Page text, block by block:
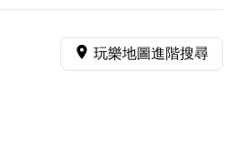
玩樂地圖進階搜尋